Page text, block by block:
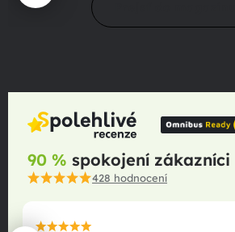
90 % spokojení zákazníci
428 hodnocení